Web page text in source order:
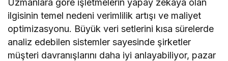
Uzmanlara göre işletmelerin yapay zekaya olan
ilgisinin temel nedeni verimlilik artışı ve maliyet
optimizasyonu. Büyük veri setlerini kısa sürelerde
analiz edebilen sistemler sayesinde şirketler
müşteri davranışlarını daha iyi anlayabiliyor, pazar